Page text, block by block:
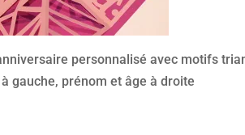
personnalisé avec motifs
gauche, prénom et âge à droite